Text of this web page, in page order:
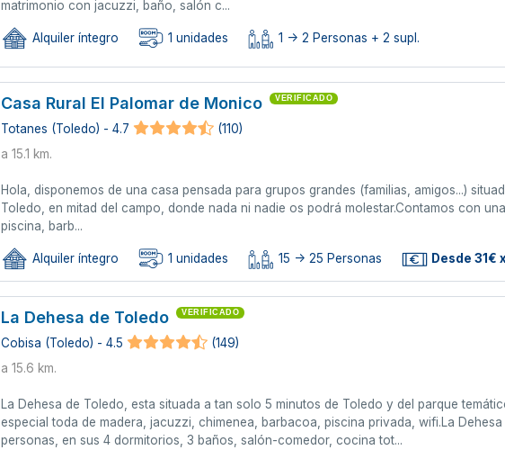
matrimonio con jacuzzi, baño, salón c...
Alquiler íntegro 1 unidades 1 -> 2 Personas + 2 supl.
Casa Rural El Palomar de Monico VERIFICADO
Totanes (Toledo) - 4.7
(110)
a 15.1 km.
Hola, disponemos de una casa pensada para grupos grandes (familias, amigos...)
Toledo, en mitad del campo, donde nada ni nadie os podrá molestar.Contamos con
piscina, barb...
Alquiler íntegro 1 unidades 15 -> 25 Personas Desde 31€
La Dehesa de Toledo VERIFICADO
Cobisa (Toledo) - 4.5
(149)
a 15.6 km.
La Dehesa de Toledo, esta situada a tan solo 5 minutos de Toledo y del parque
especial toda de madera, jacuzzi, chimenea, barbacoa, piscina privada, wifi.La
personas, en sus 4 dormitorios, 3 baños, salón-comedor, cocina tot...